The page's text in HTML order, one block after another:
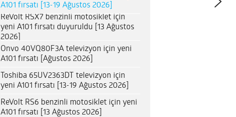
A101 fırsatı [13-19 Ağustos 2026]
ReVolt RSX7 benzinli motosiklet için
yeni A101 fırsatı duyuruldu [13 Ağustos
2026]
Onvo 40VQ80F3A televizyon için yeni
A101 fırsatı [Ağustos 2026]
Toshiba 65UV2363DT televizyon için
yeni A101 fırsatı [13-19 Ağustos 2026]
ReVolt RS6 benzinli motosiklet için yeni
A101 fırsatı [13 Ağustos 2026]